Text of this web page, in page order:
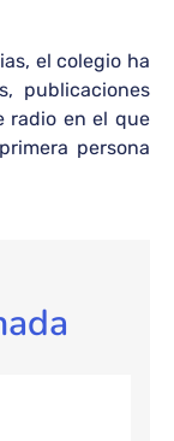
el colegio ha
publicaciones
radio en el que
persona